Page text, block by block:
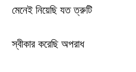
মেনেই নিয়েছি যত ত্রুটি
স্বীকার করেছি অপরাধ